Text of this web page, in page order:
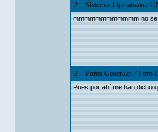
2 Sistemas Operativos/
mmmmmmmmmmmm no
3 Foros Generales/Foro
Pues por ahí me han dicho